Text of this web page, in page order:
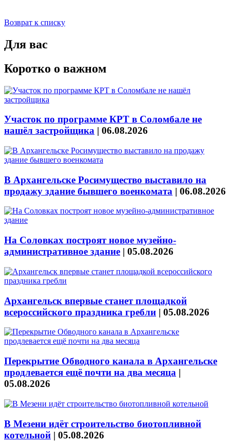
Возврат к списку
Для вас
Коротко о важном
Участок по программе КРТ в Соломбале не
нашёл застройщика | 06.08.2026
В Архангельске Росимущество выставило на
продажу здание бывшего военкомата | 06.08.2026
На Соловках построят новое музейно-
административное здание | 05.08.2026
Архангельск впервые станет площадкой
всероссийского праздника гребли | 05.08.2026
Перекрытие Обводного канала в Архангельске
продлевается ещё почти на два месяца |
05.08.2026
В Мезени идёт строительство биотопливной
котельной | 05.08.2026